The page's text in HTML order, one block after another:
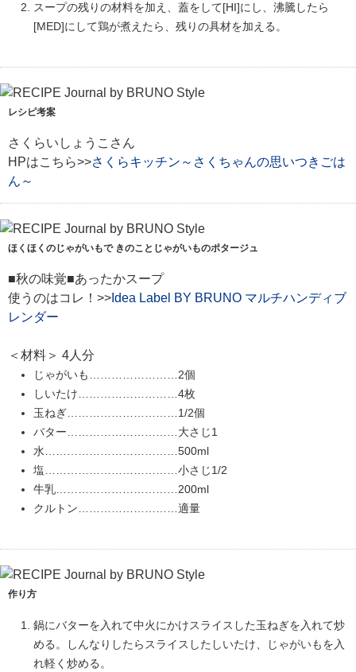
スープの残りの材料を加え、蓋をして[HI]にし、沸騰したら
[MED]にして鶏が煮えたら、残りの具材を加える。
レシピ考案
さくらいしょうこさん
HPはこちら>>さくらキッチン～さくちゃんの思いつきごは
ん～
ほくほくのじゃがいもで きのことじゃがいものポタージュ
■秋の味覚■あったかスープ
使うのはコレ！>> Idea Label BY BRUNO マルチハンディブ
レンダー
＜材料＞ 4人分
じゃがいも……………………2個
しいたけ………………………4枚
玉ねぎ…………………………1/2個
バター…………………………大さじ1
水………………………………500ml
塩………………………………小さじ1/2
牛乳……………………………200ml
クルトン………………………適量
作り方
鍋にバターを入れて中火にかけスライスした玉ねぎを入れて炒
める。しんなりしたらスライスしたしいたけ、じゃがいもを入
れ軽く炒める。